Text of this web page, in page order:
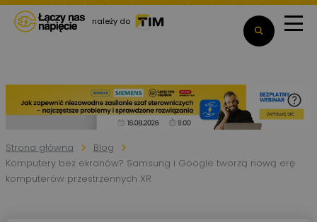
należy do
Strona główna
Blog
Komputery bez ekranów? Samsung i Google tworzą nową erę
komputerów przestrzennych XR